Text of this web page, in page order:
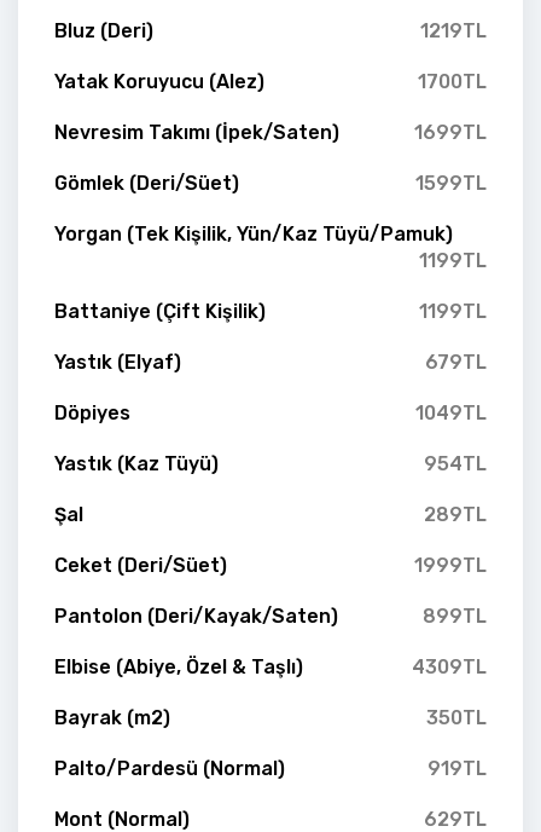
Bluz (Deri) 1219TL
Yatak Koruyucu (Alez) 1700TL
Nevresim Takımı (İpek/Saten) 1699TL
Gömlek (Deri/Süet) 1599TL
Yorgan (Tek Kişilik, Yün/Kaz Tüyü/Pamuk)
1199TL
Battaniye (Çift Kişilik) 1199TL
Yastık (Elyaf) 679TL
Döpiyes 1049TL
Yastık (Kaz Tüyü) 954TL
Şal 289TL
Ceket (Deri/Süet) 1999TL
Pantolon (Deri/Kayak/Saten) 899TL
Elbise (Abiye, Özel & Taşlı) 4309TL
Bayrak (m2) 350TL
Palto/Pardesü (Normal) 919TL
Mont (Normal) 629TL